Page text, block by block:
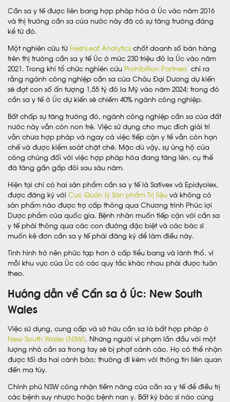
Cần sa y tế được liên bang hợp pháp hóa ở Úc vào năm 2016
và thị trường cần sa của nước này đã có sự tăng trưởng đáng
kể từ đó.
Một nghiên cứu từ FreshLeaf Analytics chốt doanh số bán hàng
trên thị trường cần sa y tế Úc ở mức 230 triệu đô la Úc vào năm
2021. Trong khi tổ chức nghiên cứu Prohibition Partners chỉ ra
rằng ngành công nghiệp cần sa của Châu Đại Dương dự kiến ​​
sẽ đạt con số ấn tượng 1,55 tỷ đô la Mỹ vào năm 2024; trong đó
cần sa y tế ở Úc dự kiến ​​sẽ chiếm 40% ngành công nghiệp.
Bất chấp sự tăng trưởng đó, ngành công nghiệp cần sa của đất
nước này vẫn còn non trẻ. Việc sử dụng cho mục đích giải trí
vẫn chưa hợp pháp và ngay cả việc tiếp cận y tế vẫn còn hạn
chế và được kiểm soát chặt chẽ. Mặc dù vậy, sự ủng hộ của
công chúng đối với việc hợp pháp hóa đang tăng lên, cụ thể
đã tăng gần gấp đôi sau sáu năm.
Hiện tại chỉ có hai sản phẩm cần sa y tế là Sativex và Epidyolex,
được đăng ký với Cục Quản lý Sản phẩm Trị liệu và không có
sản phẩm nào được trợ cấp thông qua Chương trình Phúc lợi
Dược phẩm của quốc gia. Bệnh nhân muốn tiếp cận với cần sa
y tế phải thông qua các con đường đặc biệt và các bác sĩ
muốn kê đơn cần sa y tế phải đăng ký để làm điều này.
Tình hình trở nên phức tạp hơn ở cấp tiểu bang và lãnh thổ, vì
mỗi khu vực của Úc có các quy tắc khác nhau phải được tuân
theo.
Hướng dẫn về Cần sa ở Úc: New South
Wales
Việc sử dụng, cung cấp và sở hữu cần sa là bất hợp pháp ở
New South Wales (NSW). Những người vi phạm lần đầu với một
lượng nhỏ cần sa trong tay sẽ bị phạt cảnh cáo. Họ có thể nhận
được tối đa hai cảnh báo; thường đi kèm với thông tin liên quan
đến ma túy.
Chính phủ NSW công nhận tiềm năng của cần sa y tế để điều trị
các bệnh suy nhược hoặc bệnh nan y. Bất kỳ bác sĩ nào cũng